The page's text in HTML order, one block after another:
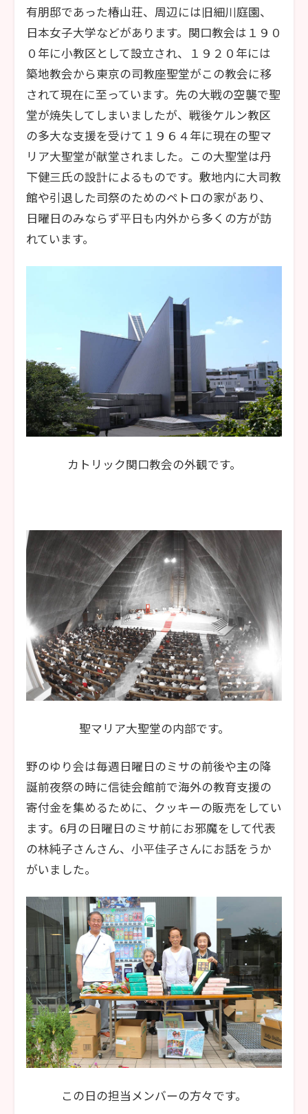
有朋邸であった椿山荘、周辺には旧細川庭園、
日本女子大学などがあります。関口教会は１９０
０年に小教区として設立され、１９２０年には
築地教会から東京の司教座聖堂がこの教会に移
されて現在に至っています。先の大戦の空襲で聖
堂が焼失してしまいましたが、戦後ケルン教区
の多大な支援を受けて１９６４年に現在の聖マ
リア大聖堂が献堂されました。この大聖堂は丹
下健三氏の設計によるものです。敷地内に大司教
館や引退した司祭のためのペトロの家があり、
日曜日のみならず平日も内外から多くの方が訪
れています。
カトリック関口教会の外観です。
聖マリア大聖堂の内部です。
野のゆり会は毎週日曜日のミサの前後や主の降
誕前夜祭の時に信徒会館前で海外の教育支援の
寄付金を集めるために、クッキーの販売をしてい
ます。6月の日曜日のミサ前にお邪魔をして代表
の林純子さんさん、小平佳子さんにお話をうか
がいました。
この日の担当メンバーの方々です。